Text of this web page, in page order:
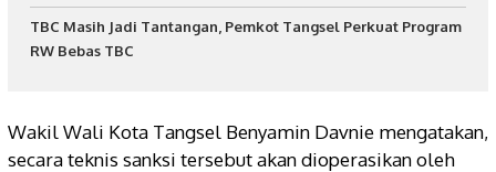
TBC Masih Jadi Tantangan, Pemkot Tangsel Perkuat Program
RW Bebas TBC
Wakil Wali Kota Tangsel Benyamin Davnie mengatakan,
secara teknis sanksi tersebut akan dioperasikan oleh